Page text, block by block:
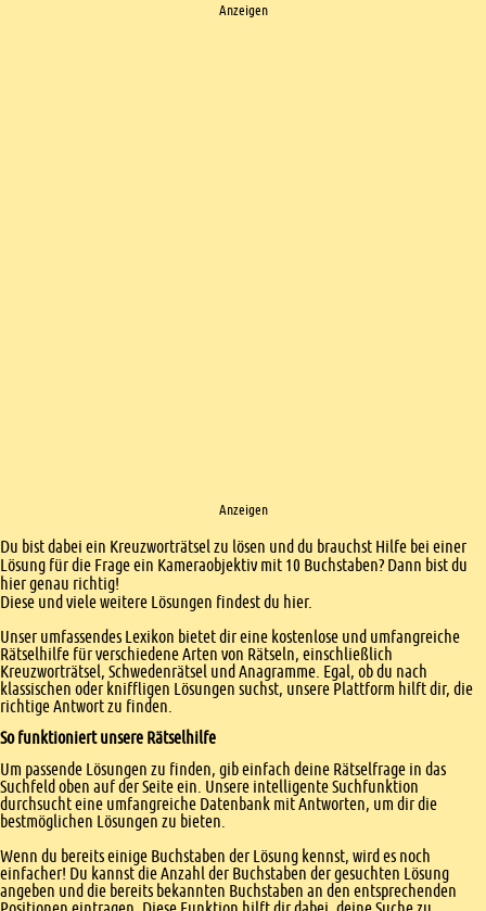
Anzeigen
Anzeigen
Einleitung
Du bist dabei ein Kreuzworträtsel zu lösen und du brauchst Hilfe bei einer
Lösung für die Frage ein Kameraobjektiv mit 10 Buchstaben? Dann bist du
hier genau richtig!
Diese und viele weitere Lösungen findest du hier.
Unser umfassendes Lexikon bietet dir eine kostenlose und umfangreiche
Rätselhilfe für verschiedene Arten von Rätseln, einschließlich
Kreuzworträtsel, Schwedenrätsel und Anagramme. Egal, ob du nach
klassischen oder kniffligen Lösungen suchst, unsere Plattform hilft dir, die
richtige Antwort zu finden.
So funktioniert unsere Rätselhilfe
Um passende Lösungen zu finden, gib einfach deine Rätselfrage in das
Suchfeld oben auf der Seite ein. Unsere intelligente Suchfunktion
durchsucht eine umfangreiche Datenbank mit Antworten, um dir die
bestmöglichen Lösungen zu bieten.
Wenn du bereits einige Buchstaben der Lösung kennst, wird es noch
einfacher! Du kannst die Anzahl der Buchstaben der gesuchten Lösung
angeben und die bereits bekannten Buchstaben an den entsprechenden